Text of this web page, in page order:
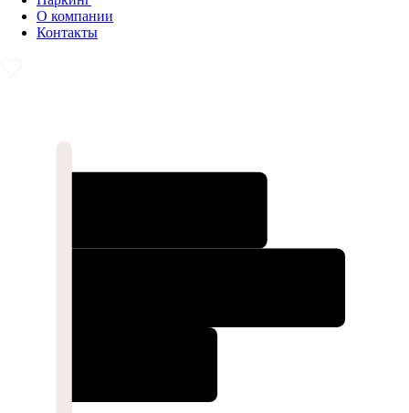
О компании
Контакты